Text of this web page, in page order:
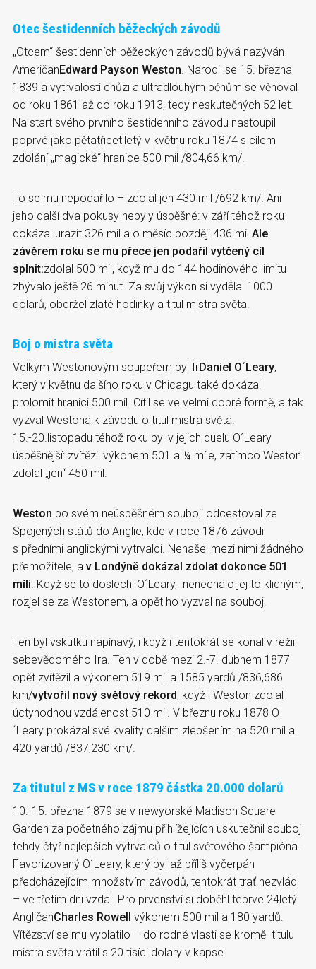
Otec šestidenních běžeckých závodů
„Otcem“ šestidenních běžeckých závodů bývá nazýván
AmeričanEdward Payson Weston . Narodil se 15. března
1839 a vytrvalostí chůzi a ultradlouhým běhům se věnoval
od roku 1861 až do roku 1913, tedy neskutečných 52 let.
Na start svého prvního šestidenního závodu nastoupil
poprvé jako pětatřicetiletý v květnu roku 1874 s cílem
zdolání „magické“ hranice 500 mil /804,66 km/.
To se mu nepodařilo – zdolal jen 430 mil /692 km/. Ani
jeho další dva pokusy nebyly úspěšné: v září téhož roku
dokázal urazit 326 mil a o měsíc později 436 mil. Ale
závěrem roku se mu přece jen podařil vytčený cíl
splnit:zdolal 500 mil, když mu do 144 hodinového limitu
zbývalo ještě 26 minut. Za svůj výkon si vydělal 1000
dolarů, obdržel zlaté hodinky a titul mistra světa.
Boj o mistra světa
Velkým Westonovým soupeřem byl IrDaniel O´Leary,
který v květnu dalšího roku v Chicagu také dokázal
prolomit hranici 500 mil. Cítil se ve velmi dobré formě, a tak
vyzval Westona k závodu o titul mistra světa.
15.-20.listopadu téhož roku byl v jejich duelu O´Leary
úspěšnější: zvítězil výkonem 501 a ¼ míle, zatímco Weston
zdolal „jen“ 450 mil.
Weston po svém neúspěšném souboji odcestoval ze
Spojených států do Anglie, kde v roce 1876 závodil
s předními anglickými vytrvalci. Nenašel mezi nimi žádného
přemožitele, a v Londýně dokázal zdolat dokonce 501
míli . Když se to doslechl O´Leary, nenechalo jej to klidným,
rozjel se za Westonem, a opět ho vyzval na souboj.
Ten byl vskutku napínavý, i když i tentokrát se konal v režii
sebevědomého Ira. Ten v době mezi 2.-7. dubnem 1877
opět zvítězil a výkonem 519 mil a 1585 yardů /836,686
km/vytvořil nový světový rekord, když i Weston zdolal
úctyhodnou vzdálenost 510 mil. V březnu roku 1878 O
´Leary prokázal své kvality dalším zlepšením na 520 mil a
420 yardů /837,230 km/.
Za titutul z MS v roce 1879 částka 20.000 dolarů
10.-15. března 1879 se v newyorské Madison Square
Garden za početného zájmu přihlížejících uskutečnil souboj
tehdy čtyř nejlepších vytrvalců o titul světového šampióna.
Favorizovaný O´Leary, který byl až příliš vyčerpán
předcházejícím množstvím závodů, tentokrát trať nezvládl
– ve třetím dni vzdal. Pro prvenství si doběhl teprve 24letý
AngličanCharles Rowell výkonem 500 mil a 180 yardů.
Vítězství se mu vyplatilo – do rodné vlasti se kromě titulu
mistra světa vrátil s 20 tisíci dolary v kapse.